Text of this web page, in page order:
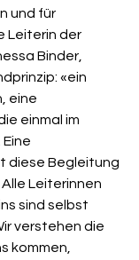
und für
Leiterin der
Binder,
«ein
eine
einmal im
diese Begleitung
Leiterinnen
sind selbst
verstehen die
kommen,